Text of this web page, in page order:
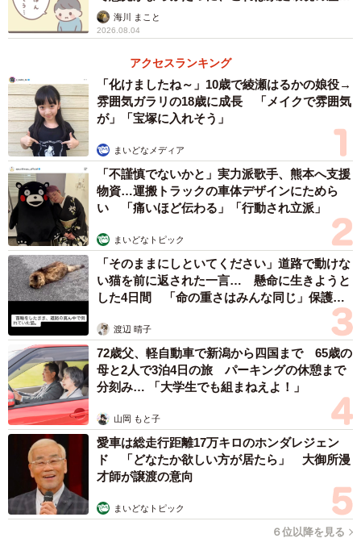
【漫画】
海川 まこと
2026.08.04
アクセスランキング
「化けましたね～」10歳で綾瀬はるかの娘役→
雰囲気ガラリの18歳に成長 「メイクで雰囲気
が」「宝塚に入れそう」
まいどなメディア
「不謹慎でないかと」実力派歌手、熊本へ支援
物資…運搬トラックの車体デザインにためら
い 「痛いほど伝わる」「行動され立派」
まいどなトピック
「そのままにしといてください」道路で動けな
い猫を前に返された一言… 懸命に生きようと
した4日間 「命の重さはみんな同じ」保護団
渡辺 晴子
72歳父、軽自動車で新潟から四国まで 65歳の
母と2人で3泊4日の旅 パーキングの休憩まで
分刻み… 「大学生でも組まねえよ！」
山岡 もと子
愛車は総走行距離17万キロのホンダレジェン
ド 「どなたか欲しい方が居たら」 大御所漫
才師が譲渡の意向
まいどなトピック
６位以降を見る